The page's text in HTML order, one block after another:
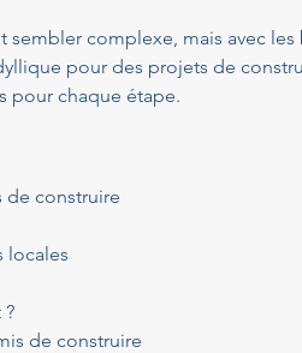
sembler complexe, mais avec
pour des projets de
pour chaque étape.
de construire
locales
?
de construire